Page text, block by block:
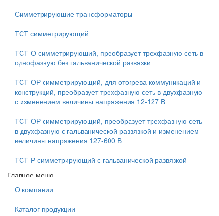
Симметрирующие трансформаторы
ТСТ симметрирующий
ТСТ-О симметрирующий, преобразует трехфазную сеть в
однофазную без гальванической развязки
ТСТ-ОР симметрирующий, для отогрева коммуникаций и
конструкций, преобразует трехфазную сеть в двухфазную
с изменением величины напряжения 12-127 В
ТСТ-ОР симметрирующий, преобразует трехфазную сеть
в двухфазную с гальванической развязкой и изменением
величины напряжения 127-600 В
ТСТ-Р симметрирующий с гальванической развязкой
Главное меню
О компании
Каталог продукции